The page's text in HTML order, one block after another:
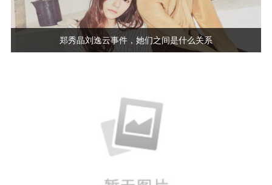
郑秀晶刘逸云事件，她们之间是什么关系